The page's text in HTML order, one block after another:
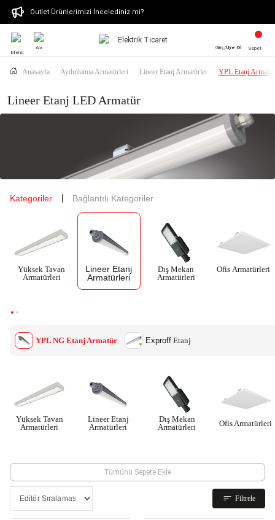
Outlet Ürünlerimizi İncelediniz mi?
Menü
Ara Giriş/Üye Ol Sepet
Anasayfa Aydınlatma Armatürleri Lineer Etanj Armatürler YPL Etanj
Lineer Etanj LED Armatür
Kategoriler Bağlantılı Kategoriler
Yüksek Tavan
Armatürleri
Lineer Etanj
Armatürleri
Dış Mekan
Armatürleri
Ofis Armatürleri
YPL NG Etanj Armatür Exproff Etanj
Yüksek Tavan
Armatürleri
Lineer Etanj
Armatürleri
Dış Mekan
Armatürleri
Ofis Armatürleri
Tümünü Sepete Ekle
Filtrele